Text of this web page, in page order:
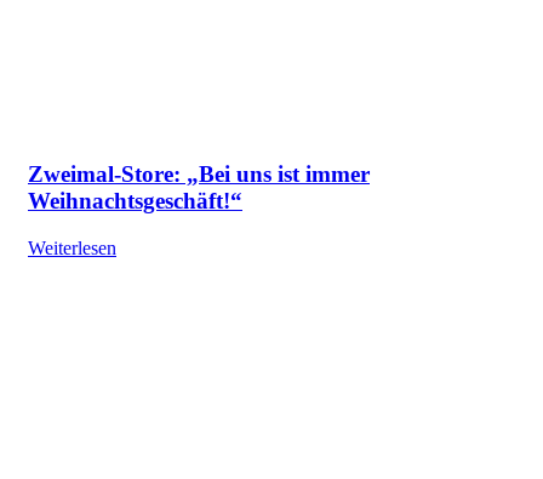
Zweimal-Store: „Bei uns ist immer
Weihnachtsgeschäft!“
Weiterlesen